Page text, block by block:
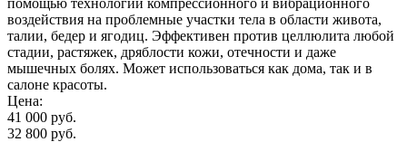
воздействия на проблемные участки тела в области живота,
талии, бедер и ягодиц. Эффективен против целлюлита любой
стадии, растяжек, дряблости кожи, отечности и даже
мышечных болях. Может использоваться как дома, так и в
салоне красоты.
Цена:
41 000 руб.
32 800 руб.